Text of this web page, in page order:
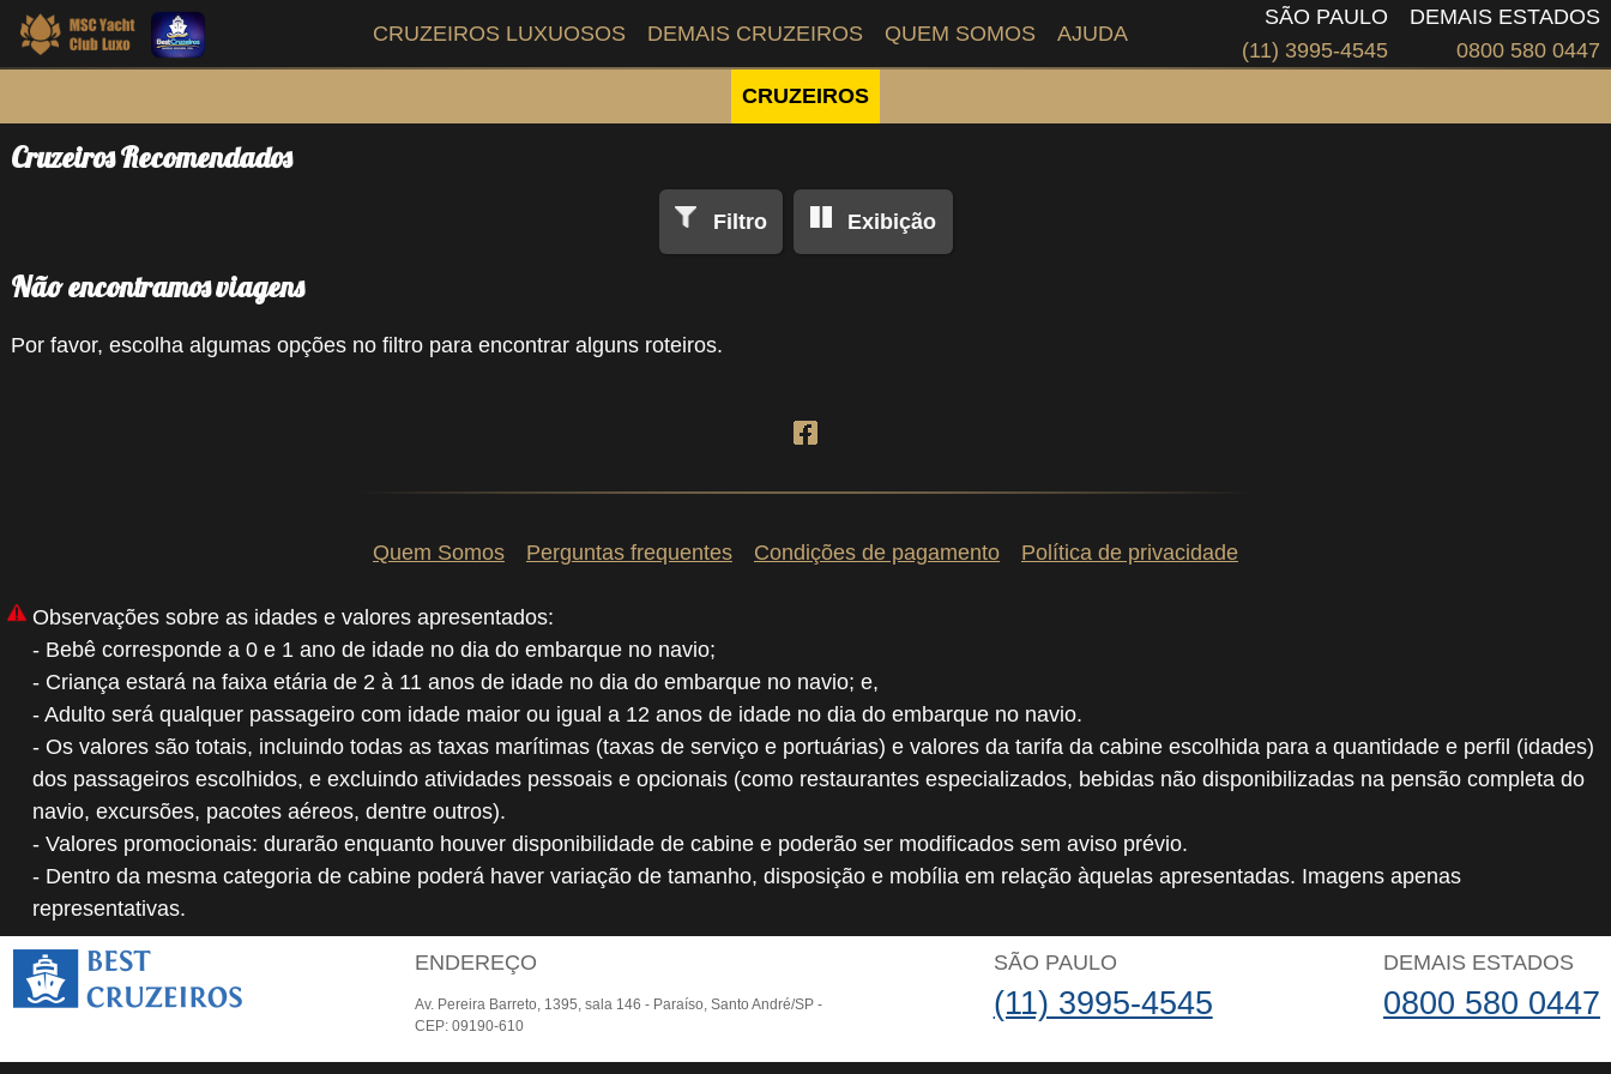
DEMAIS ESTADOS
0800 580 0447
SÃO PAULO
(11) 3995-4545
CRUZEIROS LUXUOSOS DEMAIS CRUZEIROS QUEM SOMOS AJUDA
CRUZEIROS
Cruzeiros Recomendados
Filtro Exibição
Não encontramos viagens
Por favor, escolha algumas opções no filtro para encontrar alguns roteiros.
Quem Somos Perguntas frequentes Condições de pagamento Política de privacidade
Observações sobre as idades e valores apresentados:
- Bebê corresponde a 0 e 1 ano de idade no dia do embarque no navio;
- Criança estará na faixa etária de 2 à 11 anos de idade no dia do embarque no navio; e,
- Adulto será qualquer passageiro com idade maior ou igual a 12 anos de idade no dia do embarque no navio.
- Os valores são totais, incluindo todas as taxas marítimas (taxas de serviço e portuárias) e valores da tarifa da cabine escolhida para a quantidade e perfil (idades)
dos passageiros escolhidos, e excluindo atividades pessoais e opcionais (como restaurantes especializados, bebidas não disponibilizadas na pensão completa do
navio, excursões, pacotes aéreos, dentre outros).
- Valores promocionais: durarão enquanto houver disponibilidade de cabine e poderão ser modificados sem aviso prévio.
- Dentro da mesma categoria de cabine poderá haver variação de tamanho, disposição e mobília em relação àquelas apresentadas. Imagens apenas
representativas.
ENDEREÇO
Av. Pereira Barreto, 1395, sala 146 - Paraíso, Santo André/SP -
CEP: 09190-610
SÃO PAULO
(11) 3995-4545
DEMAIS ESTADOS
0800 580 0447